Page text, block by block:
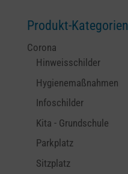
Produkt-Kategorien
Corona
Hinweisschilder
Hygienemaßnahmen
Infoschilder
Kita - Grundschule
Parkplatz
Sitzplatz